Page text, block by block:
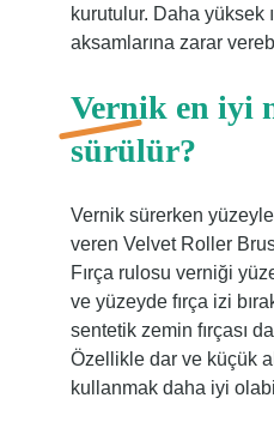
kurutulur. Daha yüksek
aksamlarına zarar
Vernik en iyi
sürülür?
Vernik sürerken
veren Velvet Roller
Fırça rulosu verniği
ve yüzeyde fırça izi
sentetik zemin fırçası
Özellikle dar ve küçük
kullanmak daha iyi